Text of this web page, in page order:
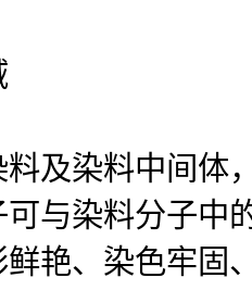
料及染料中间体
与染料分子中
艳、染色牢固